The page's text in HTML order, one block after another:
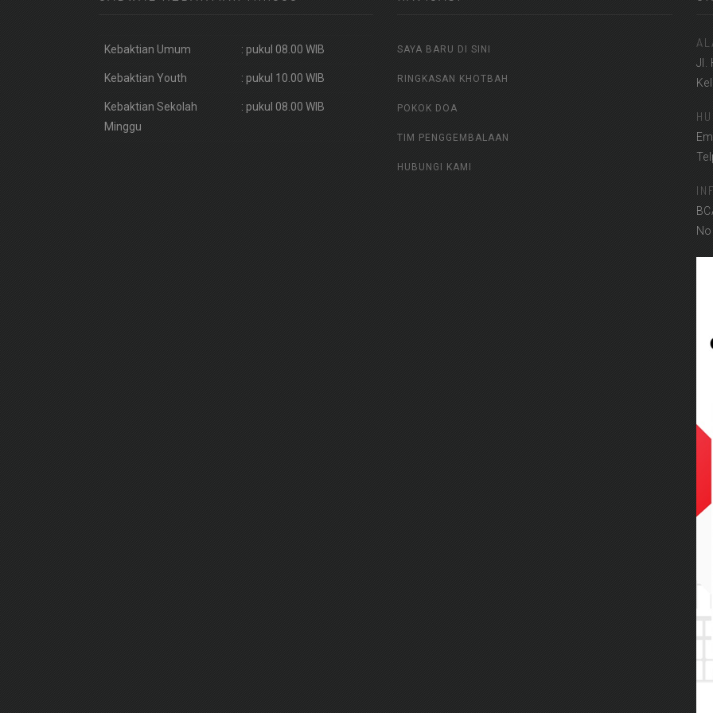
Kebaktian Umum : pukul 08.00 WIB
Kebaktian Youth : pukul 10.00 WIB
Kebaktian Sekolah
Minggu
: pukul 08.00 WIB
SAYA BARU DI SINI
RINGKASAN KHOTBAH
POKOK DOA
TIM PENGGEMBALAAN
HUBUNGI KAMI
Jl.